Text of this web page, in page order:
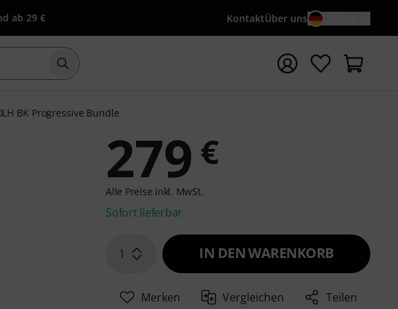
ab 29 € KontaktÜber uns
Suche mit Suchwort {searchTerm} starten
BK Progressive Bundle
279 €
Alle Preise inkl. MwSt.
Sofort lieferbar
1 IN DEN WARENKORB
Merken Vergleichen Teilen